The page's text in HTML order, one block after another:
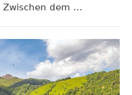
dem ...